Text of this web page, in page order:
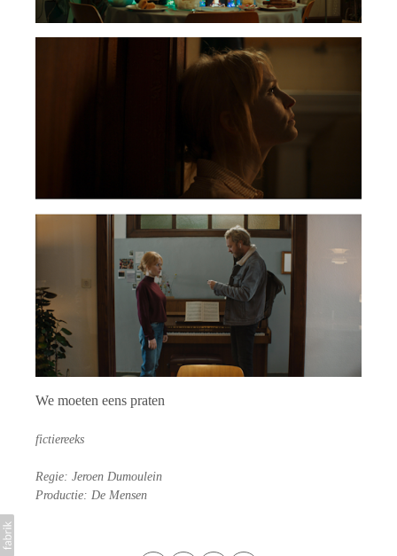
We moeten eens praten
fictiereeks
Regie: Jeroen Dumoulein
Productie: De Mensen